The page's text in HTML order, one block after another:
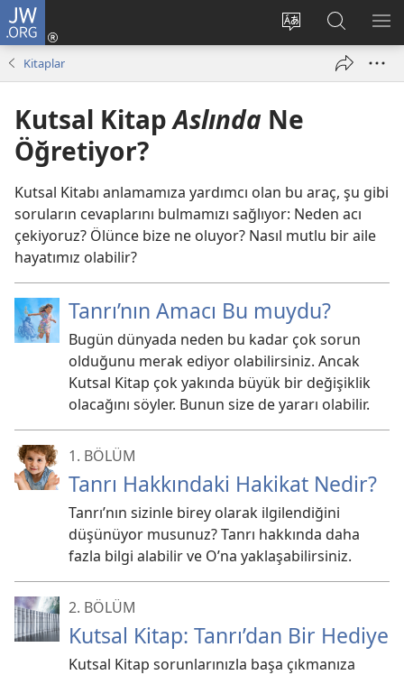
JW.ORG
Site
değiştir
Oturum
Aç
Sitede
Ara
Kitaplar
Kutsal KitapAslında Ne
Öğretiyor?
Kutsal Kitabı anlamamıza yardımcı olan bu araç, şu gibi
soruların cevaplarını bulmamızı sağlıyor: Neden acı
çekiyoruz? Ölünce bize ne oluyor? Nasıl mutlu bir aile
hayatımız olabilir?
Tanrı’nın Amacı Bu muydu?
Bugün dünyada neden bu kadar çok sorun
olduğunu merak ediyor olabilirsiniz. Ancak
Kutsal Kitap çok yakında büyük bir değişiklik
olacağını söyler. Bunun size de yararı olabilir.
1. BÖLÜM
Tanrı Hakkındaki Hakikat Nedir?
Tanrı’nın sizinle birey olarak ilgilendiğini
düşünüyor musunuz? Tanrı hakkında daha
fazla bilgi alabilir ve O’na yaklaşabilirsiniz.
2. BÖLÜM
Kutsal Kitap: Tanrı’dan Bir Hediye
Kutsal Kitap sorunlarınızla başa çıkmanıza